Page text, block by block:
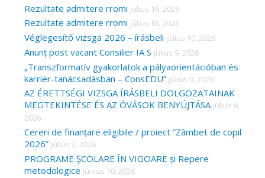
:Rezultate admitere rromi július 16, 2026
Rezultate admitere rromi július 16, 2026
Véglegesítő vizsga 2026 – írásbeli július 10, 2026
Anunț post vacant Consilier IA S július 9, 2026
„Transzformatív gyakorlatok a pályaorientációban és
karrier-tanácsadásban – ConsEDU” július 9, 2026
AZ ÉRETTSÉGI VIZSGA ÍRÁSBELI DOLGOZATAINAK
MEGTEKINTÉSE ÉS AZ ÓVÁSOK BENYÚJTÁSA július 6,
2026
Cereri de finanțare eligibile / proiect ”Zâmbet de copil
2026” július 2, 2026
PROGRAME ȘCOLARE ÎN VIGOARE și Repere
metodologice június 10, 2026